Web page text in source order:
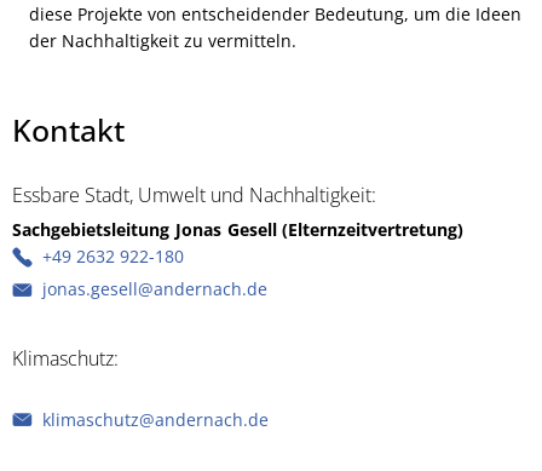
diese Projekte von entscheidender Bedeutung, um die Ideen
der Nachhaltigkeit zu vermitteln.
Kontakt
Essbare Stadt, Umwelt und Nachhaltigkeit:
Sachgebietsleitung Jonas Gesell (Elternzeitvertretung)
+49 2632 922-180
jonas.gesell@andernach.de
Klimaschutz:
klimaschutz@andernach.de